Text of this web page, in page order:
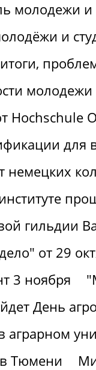
молодежи
и
молодежи
Hochschule
для
гильдии
от 29
3 ноября
День
Тюмени